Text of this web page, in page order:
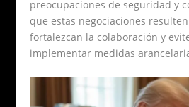
preocupaciones de seguridad y
que estas negociaciones
fortalezcan la colaboración y
implementar medidas